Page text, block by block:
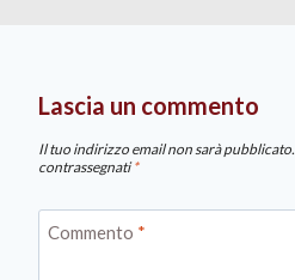
Lascia un commento
Il tuo indirizzo email non sarà pubblicato.
contrassegnati*
Commento *